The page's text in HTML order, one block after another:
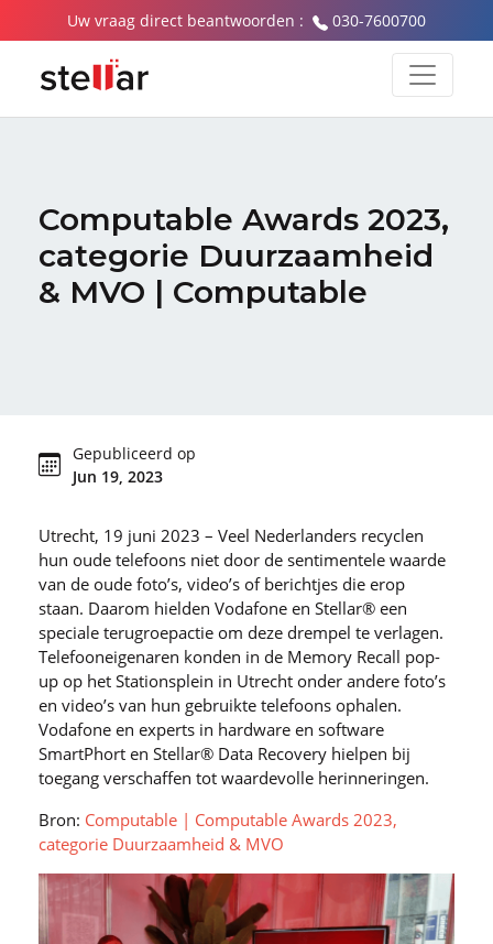
Uw vraag direct beantwoorden : 030-7600700
Computable Awards 2023,
categorie Duurzaamheid
& MVO | Computable
Gepubliceerd op
Jun 19, 2023
Utrecht, 19 juni 2023 – Veel Nederlanders recyclen
hun oude telefoons niet door de sentimentele waarde
van de oude foto’s, video’s of berichtjes die erop
staan. Daarom hielden Vodafone en Stellar® een
speciale terugroepactie om deze drempel te verlagen.
Telefooneigenaren konden in de Memory Recall pop-
up op het Stationsplein in Utrecht onder andere foto’s
en video’s van hun gebruikte telefoons ophalen.
Vodafone en experts in hardware en software
SmartPhort en Stellar® Data Recovery hielpen bij
toegang verschaffen tot waardevolle herinneringen.
Bron: Computable | Computable Awards 2023,
categorie Duurzaamheid & MVO